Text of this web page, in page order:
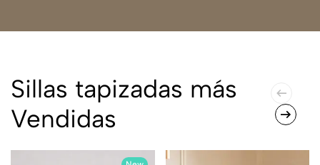
Sillas tapizadas más
Vendidas